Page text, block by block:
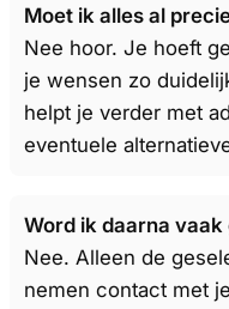
Moet ik alles al
Nee hoor. Je hoeft
je wensen zo
helpt je verder met
eventuele
Word ik daarna vaak
Nee. Alleen de
nemen contact met